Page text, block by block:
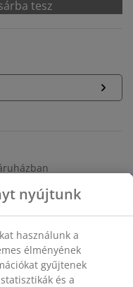
tesz
ahogy Ön szeretné
nyújtunk
használunk a
élményének
gyűjtenek
és a